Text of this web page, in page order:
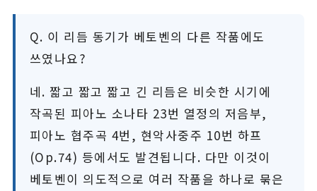
Q. 이 리듬 동기가 베토벤의 다른 작품에도
쓰였나요?
네. 짧고 짧고 짧고 긴 리듬은 비슷한 시기에
작곡된 피아노 소나타 23번 열정의 저음부,
피아노 협주곡 4번, 현악사중주 10번 하프
(Op.74) 등에서도 발견됩니다. 다만 이것이
베토벤이 의도적으로 여러 작품을 하나로 묶은